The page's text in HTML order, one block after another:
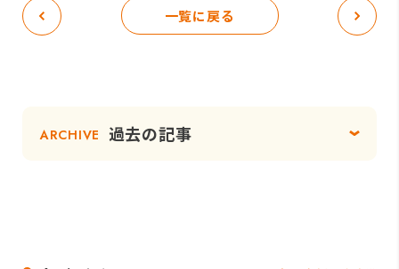
一覧に戻る
ARCHIVE 過去の記事